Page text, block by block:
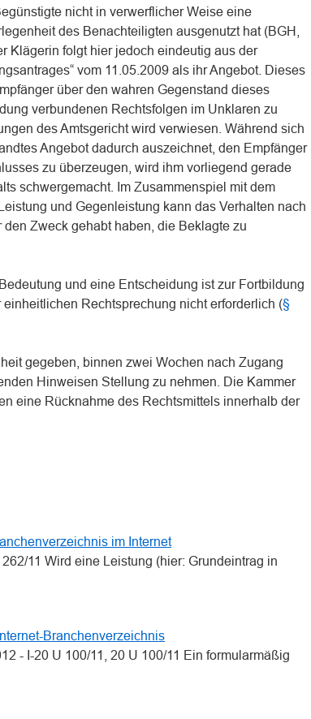
nicht in verwerflicher Weise eine
des Benachteiligten ausgenutzt hat (BGH,
Klägerin folgt hier jedoch eindeutig aus der
vom 11.05.2009 als ihr Angebot. Dieses
über den wahren Gegenstand dieses
verbundenen Rechtsfolgen im Unklaren zu
des Amtsgericht wird verwiesen. Während sich
Angebot dadurch auszeichnet, den Empfänger
zu überzeugen, wird ihm vorliegend gerade
schwergemacht. Im Zusammenspiel mit dem
und Gegenleistung kann das Verhalten nach
Zweck gehabt haben, die Beklagte zu
und eine Entscheidung ist zur Fortbildung
Rechtsprechung nicht erforderlich (§
gegeben, binnen zwei Wochen nach Zugang
Hinweisen Stellung zu nehmen. Die Kammer
eine Rücknahme des Rechtsmittels innerhalb der
im Internet
11 Wird eine Leistung (hier: Grundeintrag in
Branchenverzeichnis
- I-20 U 100/11, 20 U 100/11 Ein formularmäßig